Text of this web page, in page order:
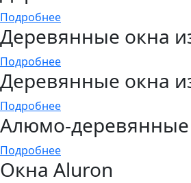
Подробнее
Деревянные окна
Подробнее
Деревянные окна
Подробнее
Алюмо-деревянные
Подробнее
Окна Aluron